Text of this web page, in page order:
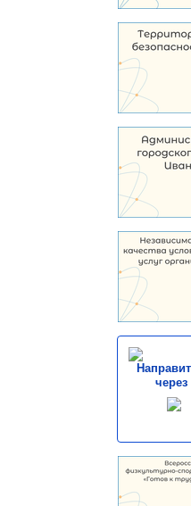
через